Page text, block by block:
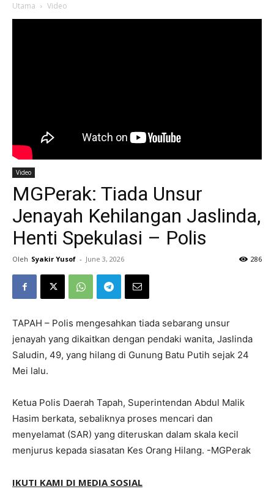
Utama Video
Video
MGPerak: Tiada Unsur
Jenayah Kehilangan Jaslinda,
Henti Spekulasi – Polis
Oleh Syakir Yusof - June 3, 2026 286
TAPAH – Polis mengesahkan tiada sebarang unsur
jenayah yang dikaitkan dengan pendaki wanita, Jaslinda
Saludin, 49, yang hilang di Gunung Batu Putih sejak 24
Mei lalu.
Ketua Polis Daerah Tapah, Superintendan Abdul Malik
Hasim berkata, sebaliknya proses mencari dan
menyelamat (SAR) yang diteruskan dalam skala kecil
menjurus kepada siasatan Kes Orang Hilang. -MGPerak
IKUTI KAMI DI MEDIA SOSIAL